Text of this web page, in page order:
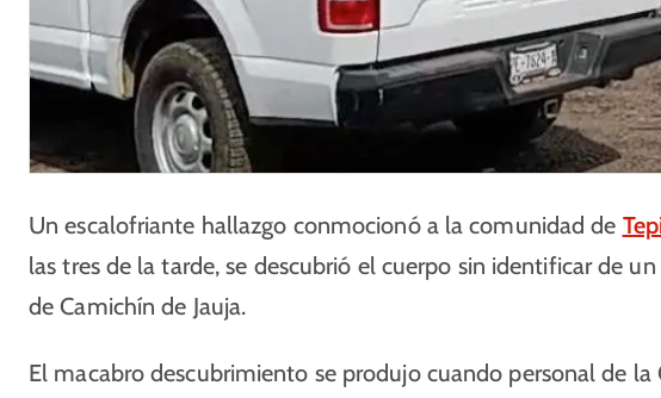
Un escalofriante hallazgo conmocionó a la comunidad de
las tres de la tarde, se descubrió el cuerpo sin identificar de
de Camichín de Jauja.
El macabro descubrimiento se produjo cuando personal de